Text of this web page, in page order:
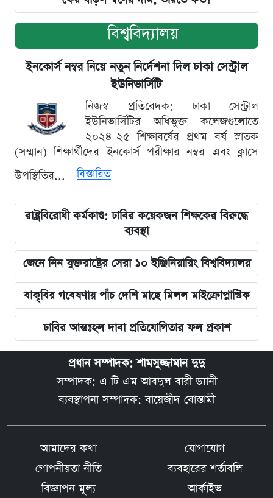
বিশ্ববিদ্যালয়
ইনকোর্স নম্বর নিয়ে নতুন নির্দেশনা দিল ঢাকা সেন্ট্রাল
ইউনিভার্সিটি
নিজস্ব প্রতিবেদক: ঢাকা সেন্ট্রাল
ইউনিভার্সিটির অধিভুক্ত কলেজগুলোতে
২০২৪-২৫ শিক্ষাবর্ষের প্রথম বর্ষ স্নাতক
(সম্মান) শিক্ষার্থীদের ইনকোর্স পরীক্ষার নম্বর এবং ক্লাসে
উপস্থিতির...
বিস্তারিত
রাষ্ট্রবিরোধী কর্মকাণ্ড: ঢাবির কয়েকজন শিক্ষকের বিরুদ্ধে
ব্যবস্থা
জেনে নিন যুক্তরাষ্ট্রের সেরা ১০ ইঞ্জিনিয়ারিং বিশ্ববিদ্যালয়
বাকৃবির গবেষণায় পাঁচ দেশি মাছে মিলল মাইক্রোপ্লাস্টিক
ঢাবির আন্তঃহল দাবা প্রতিযোগিতার ফল প্রকাশ
প্রধান সম্পাদক: শামসুজ্জামান দুদু
সম্পাদক: এ টি এম আবদুল বারী ড্যানী
ব্যবস্থাপনা সম্পাদক: বায়েজীদ বোস্তামী
আমাদের কথা
যোগাযোগ
গোপনীয়তা নীতি
ব্যবহারের শর্তাবলি
বিজ্ঞাপন মূল্য
আর্কাইভ